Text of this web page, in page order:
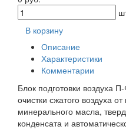
В корзину
Описание
Характеристики
Комментарии
Блок подготовки воздуха
очистки сжатого воздуха
минерального масла,
конденсата и